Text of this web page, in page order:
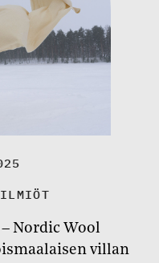
ILMIÖT
Nordic Wool
villan